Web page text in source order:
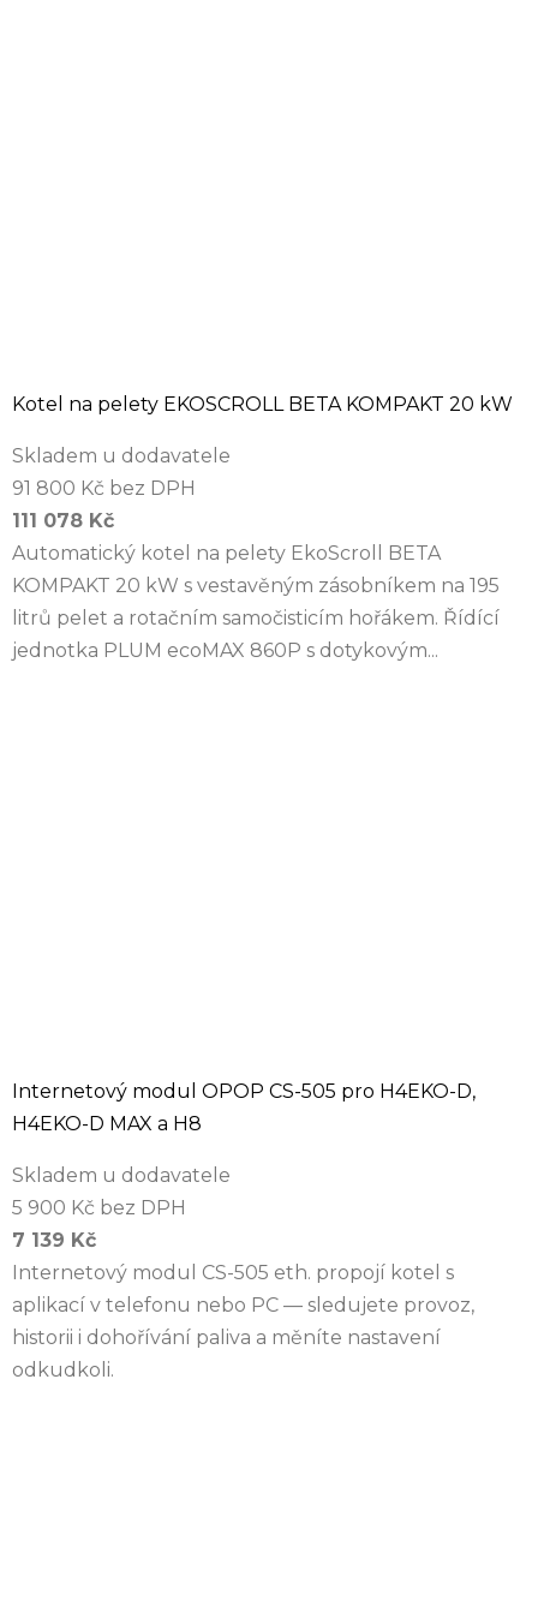
Kotel na pelety EKOSCROLL BETA KOMPAKT 20 kW
Skladem u dodavatele
91 800 Kč bez DPH
111 078 Kč
Automatický kotel na pelety EkoScroll BETA
KOMPAKT 20 kW s vestavěným zásobníkem na 195
litrů pelet a rotačním samočisticím hořákem. Řídící
jednotka PLUM ecoMAX 860P s dotykovým...
Internetový modul OPOP CS-505 pro H4EKO-D,
H4EKO-D MAX a H8
Skladem u dodavatele
5 900 Kč bez DPH
7 139 Kč
Internetový modul CS-505 eth. propojí kotel s
aplikací v telefonu nebo PC — sledujete provoz,
historii i dohořívání paliva a měníte nastavení
odkudkoli.